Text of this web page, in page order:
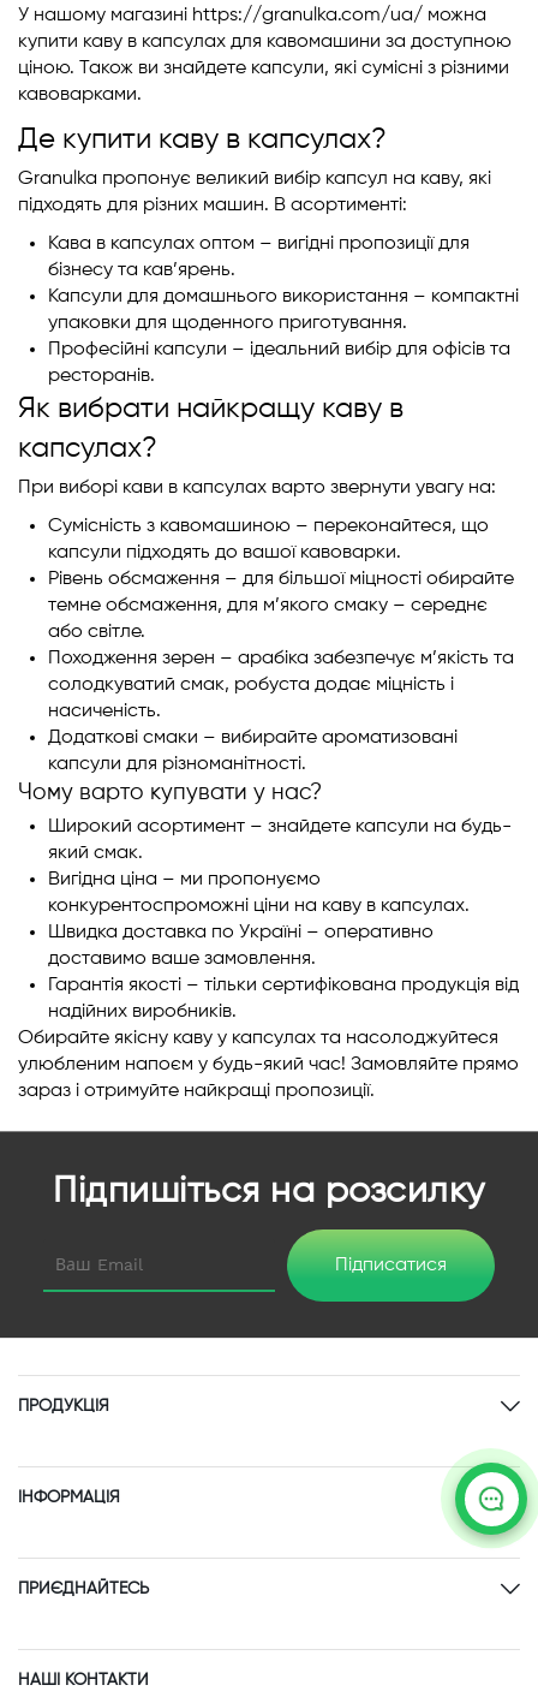
У нашому магазині https://granulka.com/ua/ можна
купити каву в капсулах для кавомашини за доступною
ціною. Також ви знайдете капсули, які сумісні з різними
кавоварками.
Де купити каву в капсулах?
Granulka пропонує великий вибір капсул на каву, які
підходять для різних машин. В асортименті:
Кава в капсулах оптом – вигідні пропозиції для
бізнесу та кав’ярень.
Капсули для домашнього використання – компактні
упаковки для щоденного приготування.
Професійні капсули – ідеальний вибір для офісів та
ресторанів.
Як вибрати найкращу каву в
капсулах?
При виборі кави в капсулах варто звернути увагу на:
Сумісність з кавомашиною – переконайтеся, що
капсули підходять до вашої кавоварки.
Рівень обсмаження – для більшої міцності обирайте
темне обсмаження, для м’якого смаку – середнє
або світле.
Походження зерен – арабіка забезпечує м’якість та
солодкуватий смак, робуста додає міцність і
насиченість.
Додаткові смаки – вибирайте ароматизовані
капсули для різноманітності.
Чому варто купувати у нас?
Широкий асортимент – знайдете капсули на будь-
який смак.
Вигідна ціна – ми пропонуємо
конкурентоспроможні ціни на каву в капсулах.
Швидка доставка по Україні – оперативно
доставимо ваше замовлення.
Гарантія якості – тільки сертифікована продукція від
надійних виробників.
Обирайте якісну каву у капсулах та насолоджуйтеся
улюбленим напоєм у будь-який час! Замовляйте прямо
зараз і отримуйте найкращі пропозиції.
Підпишіться на розсилку
Підписатися
ПРОДУКЦІЯ
ІНФОРМАЦІЯ
ПРИЄДНАЙТЕСЬ
НАШІ КОНТАКТИ